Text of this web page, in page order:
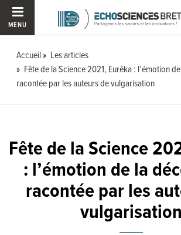
MENU
Accueil
Les articles
Fête de la Science 2021, Eurêka : l’émotion
racontée par les auteurs de vulgarisation
Fête de la Science
: l’émotion de la
racontée par les
vulgarisation